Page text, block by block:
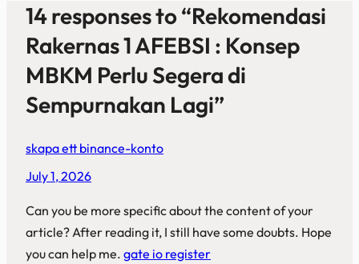
14 responses to “Rekomendasi
Rakernas 1 AFEBSI : Konsep
MBKM Perlu Segera di
Sempurnakan Lagi”
skapa ett binance-konto
July 1, 2026
Can you be more specific about the content of your
article? After reading it, I still have some doubts. Hope
you can help me. gate io register